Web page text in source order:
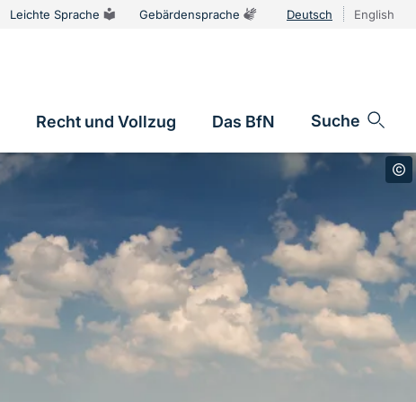
Leichte Sprache Gebärdensprache Deutsch English
Recht und Vollzug Das BfN Suche